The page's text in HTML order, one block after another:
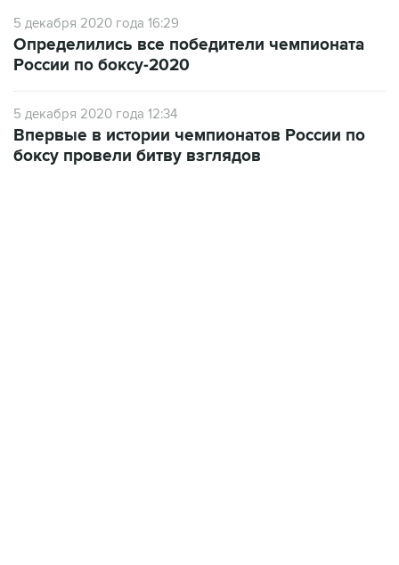
5 декабря 2020 года 16:29
Определились все победители чемпионата
России по боксу-2020
5 декабря 2020 года 12:34
Впервые в истории чемпионатов России по
боксу провели битву взглядов